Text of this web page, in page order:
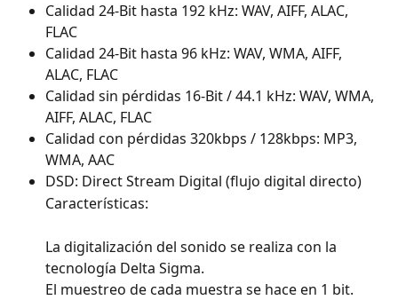
Calidad 24-Bit hasta 192 kHz: WAV, AIFF, ALAC,
FLAC
Calidad 24-Bit hasta 96 kHz: WAV, WMA, AIFF,
ALAC, FLAC
Calidad sin pérdidas 16-Bit / 44.1 kHz: WAV, WMA,
AIFF, ALAC, FLAC
Calidad con pérdidas 320kbps / 128kbps: MP3,
WMA, AAC
DSD: Direct Stream Digital (flujo digital directo)
Características:
La digitalización del sonido se realiza con la
tecnología Delta Sigma.
El muestreo de cada muestra se hace en 1 bit.